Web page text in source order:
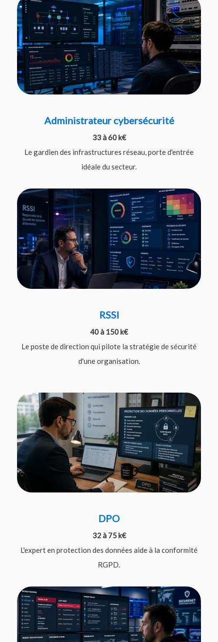
Administrateur cybersécurité
33 à 60 k€
Le gardien des infrastructures réseau, porte d'entrée
idéale du secteur.
RSSI
40 à 150 k€
Le poste de direction qui pilote la stratégie de sécurité
d'une organisation.
DPO
32 à 75 k€
L'expert en protection des données aide à la conformité
RGPD.